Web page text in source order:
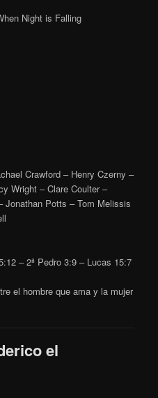
Night is Falling
Crawford – Henry Czerny –
Wright – Clare Coulter –
Jonathan Potts – Tom Melissis
– 2ª Pedro 3:9 – Lucas 15:7
el hombre que ama y la mujer
el